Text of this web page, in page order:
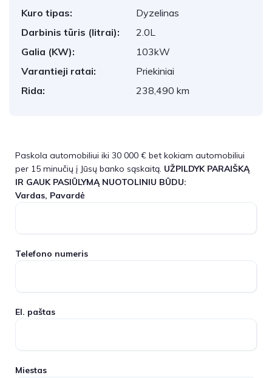
Kuro tipas:
Dyzelinas
Darbinis tūris (litrai):
2.0L
Galia (KW):
103kW
Varantieji ratai:
Priekiniai
Rida:
238,490 km
Paskola automobiliui iki 30 000 € bet kokiam automobiliui
per 15 minučių į Jūsų banko sąskaitą. UŽPILDYK PARAIŠKĄ
IR GAUK PASIŪLYMĄ NUOTOLINIU BŪDU:
Vardas, Pavardė
Telefono numeris
El. paštas
Miestas